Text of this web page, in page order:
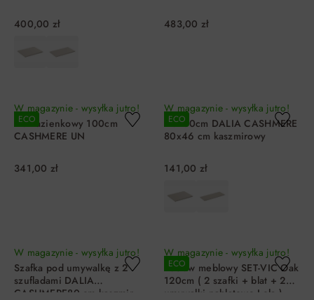
400,00 zł 483,00 zł
ECO
W magazynie - wysyłka jutro!
Blat łazienkowy 100cm
CASHMERE UN
341,00 zł
ECO
W magazynie - wysyłka jutro!
Blat 80cm DALIA CASHMERE
80x46 cm kaszmirowy
141,00 zł
W magazynie - wysyłka jutro!
Szafka pod umywalkę z 2
szufladami DALIA
CASHMERE80 cm kaszmir
ECO
W magazynie - wysyłka jutro!
Zestaw meblowy SET-VIC Oak
120cm ( 2 szafki + blat + 2
umywalki nablatowe Lola )